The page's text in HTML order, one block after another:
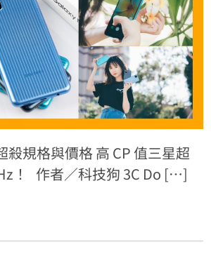
殺規格與價格 高 CP 值三星超
！ 作者／科技狗 3C Do […]